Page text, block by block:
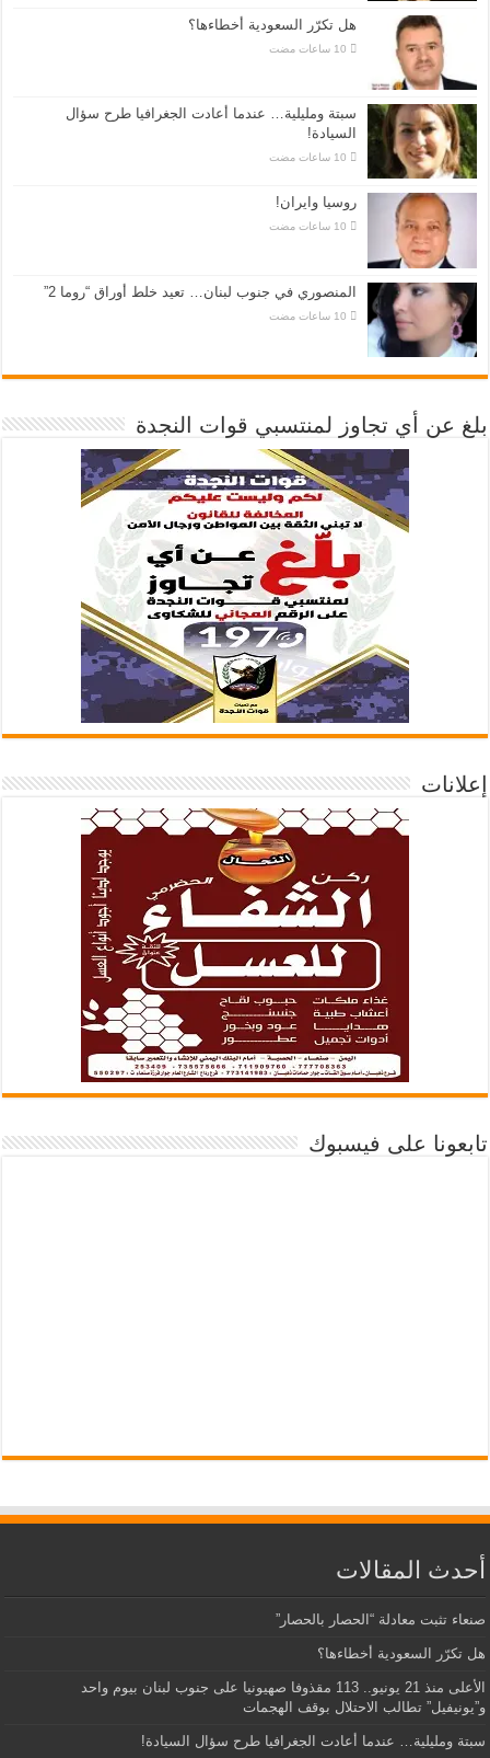
هل تكرّر السعودية أخطاءها؟
سبتة ومليلية… عندما أعادت الجغرافيا طرح سؤال
السيادة!
روسيا وايران!
المنصوري في جنوب لبنان… تعيد خلط أوراق “روما 2”
بلغ عن أي تجاوز لمنتسبي قوات النجدة
إعلانات
تابعونا على فيسبوك
أحدث المقالات
صنعاء تثبت معادلة “الحصار بالحصار”
هل تكرّر السعودية أخطاءها؟
الأعلى منذ 21 يونيو.. 113 مقذوفا صهيونيا على جنوب لبنان بيوم واحد
و”يونيفيل” تطالب الاحتلال بوقف الهجمات
سبتة ومليلية… عندما أعادت الجغرافيا طرح سؤال السيادة!